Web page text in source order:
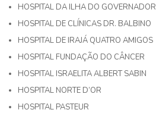
HOSPITAL DA ILHA DO GOVERNADOR
HOSPITAL DE CLÍNICAS DR. BALBINO
HOSPITAL DE IRAJÁ QUATRO AMIGOS
HOSPITAL FUNDAÇÃO DO CÂNCER
HOSPITAL ISRAELITA ALBERT SABIN
HOSPITAL NORTE D’OR
HOSPITAL PASTEUR